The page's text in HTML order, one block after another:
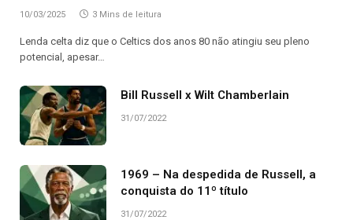
10/03/2025 3 Mins de leitura
Lenda celta diz que o Celtics dos anos 80 não atingiu seu pleno
potencial, apesar…
Bill Russell x Wilt Chamberlain
31/07/2022
1969 – Na despedida de Russell, a
conquista do 11º título
31/07/2022